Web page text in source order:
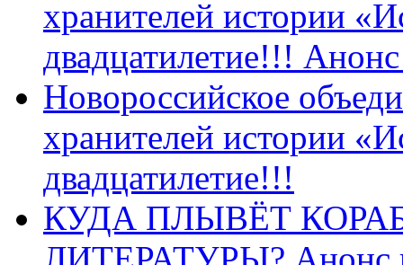
хранителей истории
двадцатилетие!!!
Новороссийское
хранителей истории
двадцатилетие!!!
КУДА ПЛЫВЁТ